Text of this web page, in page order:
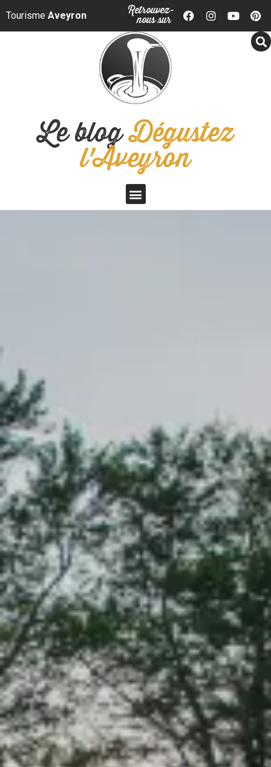
Panneau de gestion des cookies
Tourisme Aveyron Retrouvez-
nous sur
Le blogDégustez
l'Aveyron